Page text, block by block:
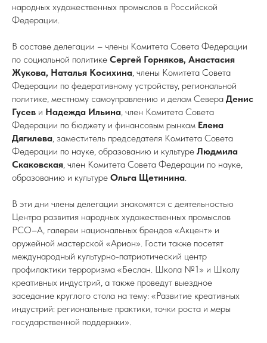
народных художественных промыслов в Российской
Федерации.
В составе делегации – члены Комитета Совета Федерации
по социальной политике Сергей Горняков, Анастасия
Жукова, Наталья Косихина, члены Комитета Совета
Федерации по федеративному устройству, региональной
политике, местному самоуправлению и делам Севера Денис
Гусев и Надежда Ильина, член Комитета Совета
Федерации по бюджету и финансовым рынкам Елена
Дягилева, заместитель председателя Комитета Совета
Федерации по науке, образованию и культуре Людмила
Скаковская, член Комитета Совета Федерации по науке,
образованию и культуре Ольга Щетинина.
В эти дни члены делегации знакомятся с деятельностью
Центра развития народных художественных промыслов
РСО–А, галереи национальных брендов «Акцент» и
оружейной мастерской «Арион». Гости также посетят
международный культурно-патриотический центр
профилактики терроризма «Беслан. Школа №1» и Школу
креативных индустрий, а также проведут выездное
заседание круглого стола на тему: «Развитие креативных
индустрий: региональные практики, точки роста и меры
государственной поддержки».